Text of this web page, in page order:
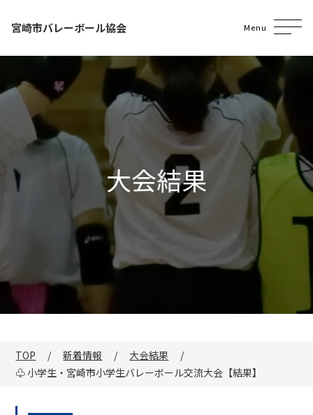
宮崎市バレーボール協会 Menu
大会結果
TOP 新着情報
大会結果
♧ 小学生・宮崎市小学生バレーボール交流大会【結果】